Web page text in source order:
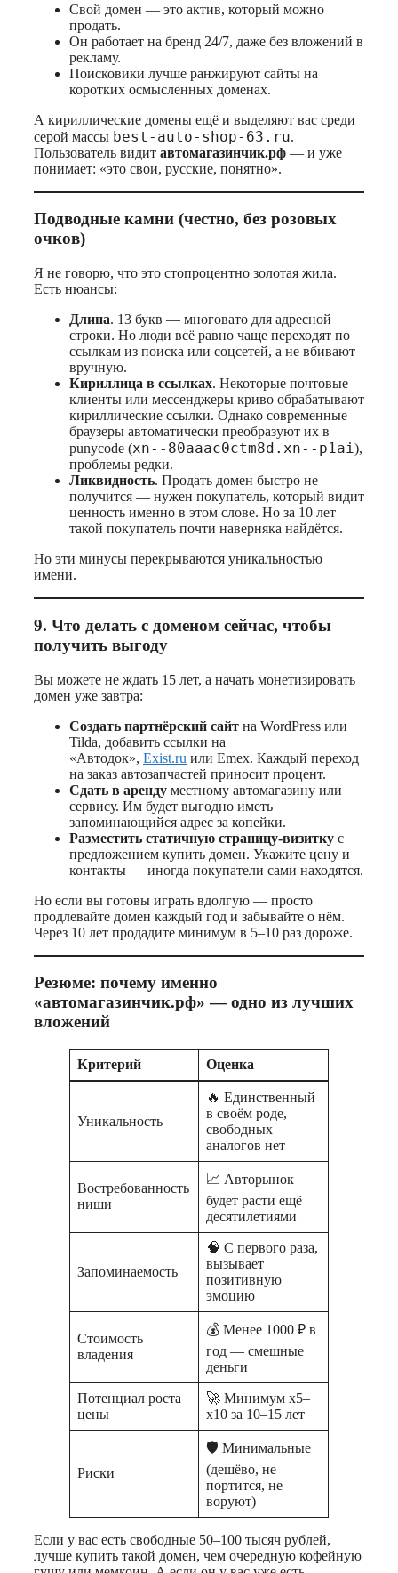
Свой домен — это актив, который можно
продать.
Он работает на бренд 24/7, даже без вложений в
рекламу.
Поисковики лучше ранжируют сайты на
коротких осмысленных доменах.
А кириллические домены ещё и выделяют вас среди
серой массы best-auto-shop-63.ru.
Пользователь видит автомагазинчик.рф — и уже
понимает: «это свои, русские, понятно».
Подводные камни (честно, без розовых
очков)
Я не говорю, что это стопроцентно золотая жила.
Есть нюансы:
Длина. 13 букв — многовато для адресной
строки. Но люди всё равно чаще переходят по
ссылкам из поиска или соцсетей, а не вбивают
вручную.
Кириллица в ссылках. Некоторые почтовые
клиенты или мессенджеры криво обрабатывают
кириллические ссылки. Однако современные
браузеры автоматически преобразуют их в
punycode (xn--80aaac0ctm8d.xn--p1ai),
проблемы редки.
Ликвидность. Продать домен быстро не
получится — нужен покупатель, который видит
ценность именно в этом слове. Но за 10 лет
такой покупатель почти наверняка найдётся.
Но эти минусы перекрываются уникальностью
имени.
9. Что делать с доменом сейчас, чтобы
получить выгоду
Вы можете не ждать 15 лет, а начать монетизировать
домен уже завтра:
Создать партнёрский сайт на WordPress или
Tilda, добавить ссылки на
«Автодок», Exist.ru или Emex. Каждый переход
на заказ автозапчастей приносит процент.
Сдать в аренду местному автомагазину или
сервису. Им будет выгодно иметь
запоминающийся адрес за копейки.
Разместить статичную страницу‑визитку с
предложением купить домен. Укажите цену и
контакты — иногда покупатели сами находятся.
Но если вы готовы играть вдолгую — просто
продлевайте домен каждый год и забывайте о нём.
Через 10 лет продадите минимум в 5–10 раз дороже.
Резюме: почему именно
«автомагазинчик.рф» — одно из лучших
вложений
Критерий Оценка
Уникальность
🔥 Единственный
в своём роде,
свободных
аналогов нет
Востребованность
ниши
📈 Авторынок
будет расти ещё
десятилетиями
Запоминаемость
🧠 С первого раза,
вызывает
позитивную
эмоцию
Стоимость
владения
💰 Менее 1000 ₽ в
год — смешные
деньги
Потенциал роста
цены
🚀 Минимум х5–
х10 за 10–15 лет
Риски
🛡️ Минимальные
(дешёво, не
портится, не
воруют)
Если у вас есть свободные 50–100 тысяч рублей,
лучше купить такой домен, чем очередную кофейную